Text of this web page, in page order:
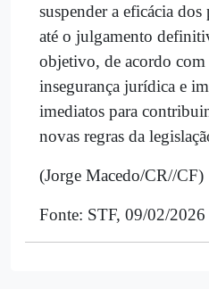
suspender a eficácia
até o julgamento
objetivo, de acordo com
insegurança jurídica e
imediatos para
novas regras da
(Jorge Macedo/CR//CF)
Fonte: STF, 09/02/2026